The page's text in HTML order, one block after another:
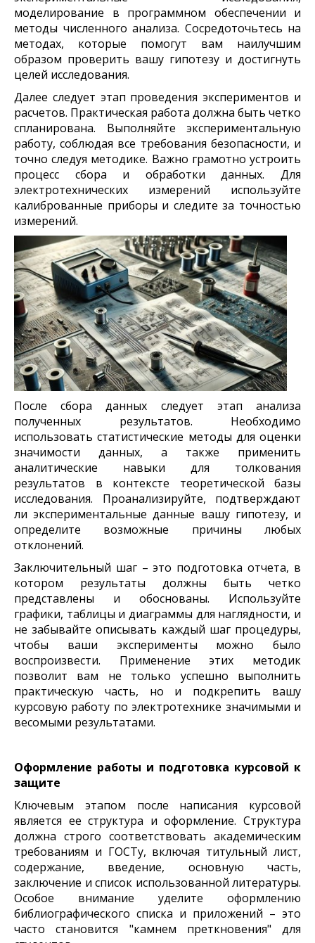
моделирование в программном обеспечении и
методы численного анализа. Сосредоточьтесь на
методах, которые помогут вам наилучшим
образом проверить вашу гипотезу и достигнуть
целей исследования.
Далее следует этап проведения экспериментов и
расчетов. Практическая работа должна быть четко
спланирована. Выполняйте экспериментальную
работу, соблюдая все требования безопасности, и
точно следуя методике. Важно грамотно устроить
процесс сбора и обработки данных. Для
электротехнических измерений используйте
калиброванные приборы и следите за точностью
измерений.
После сбора данных следует этап анализа
полученных результатов. Необходимо
использовать статистические методы для оценки
значимости данных, а также применить
аналитические навыки для толкования
результатов в контексте теоретической базы
исследования. Проанализируйте, подтверждают
ли экспериментальные данные вашу гипотезу, и
определите возможные причины любых
отклонений.
Заключительный шаг – это подготовка отчета, в
котором результаты должны быть четко
представлены и обоснованы. Используйте
графики, таблицы и диаграммы для наглядности, и
не забывайте описывать каждый шаг процедуры,
чтобы ваши эксперименты можно было
воспроизвести. Применение этих методик
позволит вам не только успешно выполнить
практическую часть, но и подкрепить вашу
курсовую работу по электротехнике значимыми и
весомыми результатами.
Оформление работы и подготовка курсовой к
защите
Ключевым этапом после написания курсовой
является ее структура и оформление. Структура
должна строго соответствовать академическим
требованиям и ГОСТу, включая титульный лист,
содержание, введение, основную часть,
заключение и список использованной литературы.
Особое внимание уделите оформлению
библиографического списка и приложений – это
часто становится "камнем преткновения" для